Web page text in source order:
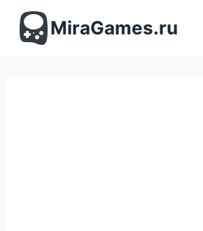
содержимомуMiraGames.ru